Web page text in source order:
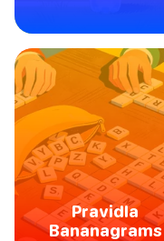
Pravidla
Bananagrams